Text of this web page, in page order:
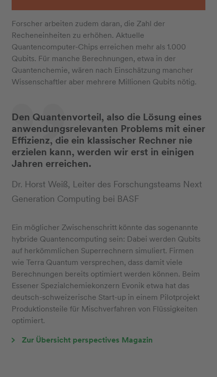
Forscher arbeiten zudem daran, die Zahl der
Recheneinheiten zu erhöhen. Aktuelle
Quantencomputer-Chips erreichen mehr als 1.000
Qubits. Für manche Berechnungen, etwa in der
Quantenchemie, wären nach Einschätzung mancher
Wissenschaftler aber mehrere Millionen Qubits nötig.
Den Quantenvorteil, also die Lösung eines
anwendungsrelevanten Problems mit einer
Effizienz, die ein klassischer Rechner nie
erzielen kann, werden wir erst in einigen
Jahren erreichen.
Dr. Horst Weiß, Leiter des Forschungsteams Next
Generation Computing bei BASF
Ein möglicher Zwischenschritt könnte das sogenannte
hybride Quantencomputing sein: Dabei werden Qubits
auf herkömmlichen Superrechnern simuliert. Firmen
wie Terra Quantum versprechen, dass damit viele
Berechnungen bereits optimiert werden können. Beim
Essener Spezialchemiekonzern Evonik etwa hat das
deutsch-schweizerische Start-up in einem Pilotprojekt
Produktionsteile für Mischverfahren von Flüssigkeiten
optimiert.
Zur Übersicht perspectives Magazin